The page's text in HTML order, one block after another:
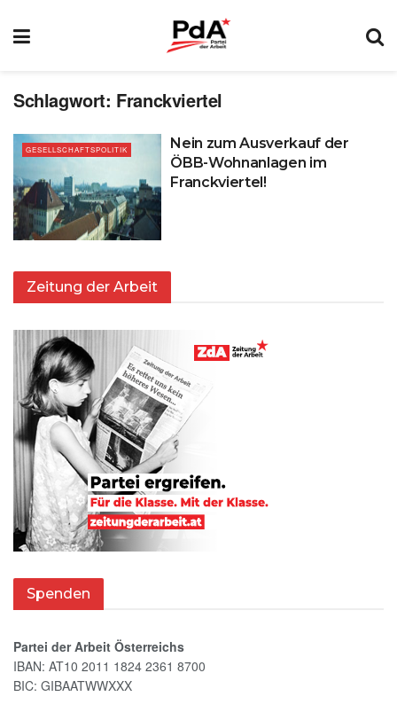
Schlagwort: Franckviertel
GESELLSCHAFTSPOLITIK
Nein zum Ausverkauf der
ÖBB-Wohnanlagen im
Franckviertel!
Zeitung der Arbeit
Spenden
Partei der Arbeit Österreichs
IBAN: AT10 2011 1824 2361 8700
BIC: GIBAATWWXXX